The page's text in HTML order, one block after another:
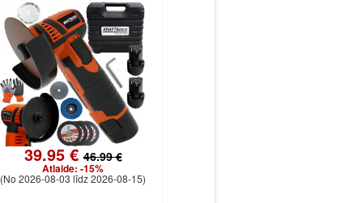
39.95 €46.99 €
Atlaide: -15%
(No 2026-08-03 līdz 2026-08-15)